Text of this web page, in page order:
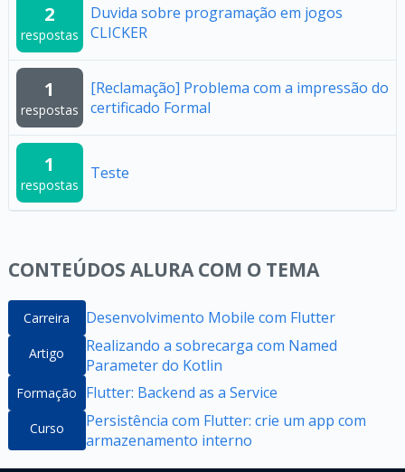
2
respostas
Duvida sobre programação em jogos
CLICKER
1
respostas
[Reclamação] Problema com a impressão do
certificado Formal
1
respostas
Teste
CONTEÚDOS ALURA COM O TEMA
Carreira Desenvolvimento Mobile com Flutter
Artigo
Realizando a sobrecarga com Named
Parameter do Kotlin
Formação Flutter: Backend as a Service
Curso
Persistência com Flutter: crie um app com
armazenamento interno